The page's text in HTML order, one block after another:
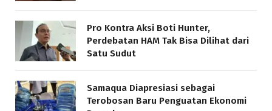
Pro Kontra Aksi Boti Hunter,
Perdebatan HAM Tak Bisa Dilihat dari
Satu Sudut
Samaqua Diapresiasi sebagai
Terobosan Baru Penguatan Ekonomi